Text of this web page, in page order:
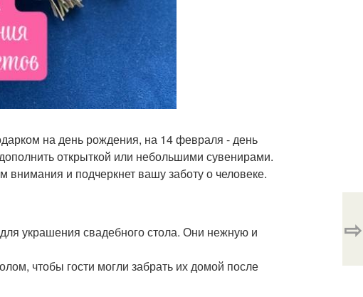
на день рождения, на 14 февраля - день
открыткой или небольшими сувенирами.
внимания и подчеркнет вашу заботу о человеке.
украшения свадебного стола. Они нежную и
чтобы гости могли забрать их домой после
⇨